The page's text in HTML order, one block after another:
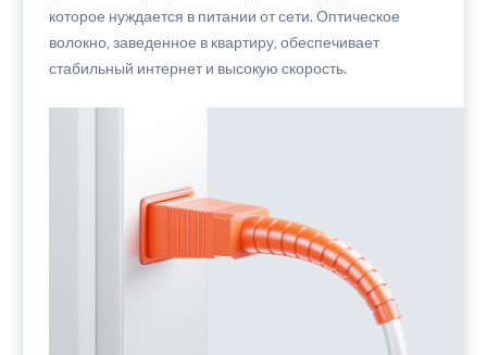
которое нуждается в питании от сети. Оптическое
волокно, заведенное в квартиру, обеспечивает
стабильный интернет и высокую скорость.